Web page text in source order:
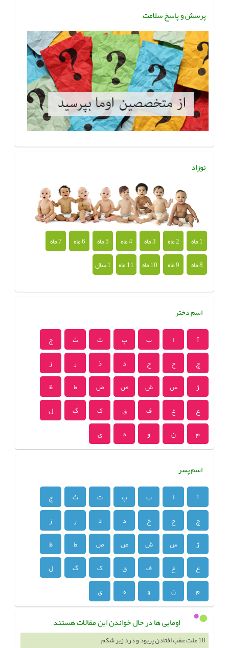
پرسش و پاسخ سلامت
نوزاد
1 ماه 2 ماه 3 ماه 4 ماه 5 ماه 6 ماه
7 ماه
8 ماه
9 ماه 10 ماه 11 ماه 1 سال
اسم دختر
آ ا ب پ ت ث
ج
چ
ح خ د ذ ر
ز
ژ
س ش ص ض ط
ظ
ع
غ ف ق ک گ
ل
م
ن و ه ی
اسم پسر
آ ا ب پ ت ث
ج
چ
ح خ د ذ ر
ز
ژ
س ش ص ض ط
ظ
ع
غ ف ق ک گ
ل
م
ن و ه ی
اومایی ها در حال خواندن این مقالات هستند
14 سوال رایج شما درباره اسپرم